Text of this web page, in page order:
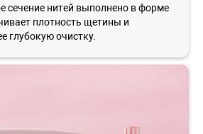
сечение нитей выполнено в форме
плотность щетины и
глубокую очистку.